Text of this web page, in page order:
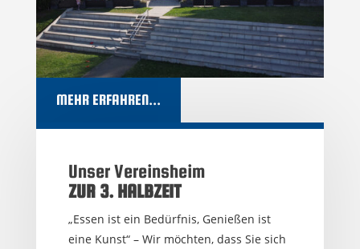
MEHR ERFAHREN...
Unser Vereinsheim
ZUR 3. HALBZEIT
„Essen ist ein Bedürfnis, Genießen ist
eine Kunst“ – Wir möchten, dass Sie sich